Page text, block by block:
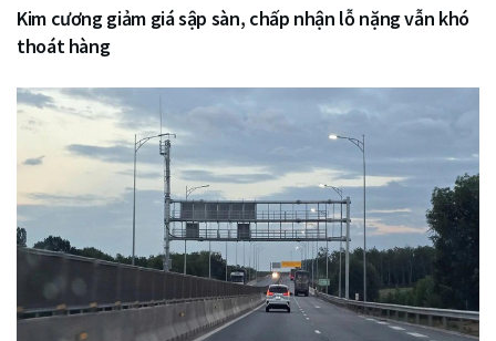
Kim cương giảm giá sập sàn, chấp nhận lỗ nặng vẫn khó
thoát hàng